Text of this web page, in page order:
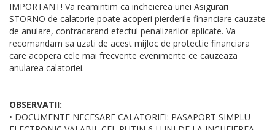
IMPORTANT! Va reamintim ca incheierea unei Asigurari
STORNO de calatorie poate acoperi pierderile financiare cauzate
de anulare, contracarand efectul penalizarilor aplicate. Va
recomandam sa uzati de acest mijloc de protectie financiara
care acopera cele mai frecvente evenimente ce cauzeaza
anularea calatoriei.
OBSERVATII:
• DOCUMENTE NECESARE CALATORIEI: PASAPORT SIMPLU